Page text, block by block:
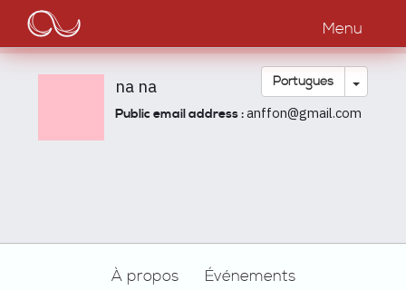
Passar
o
conteúdo
Main
navigation
Menu
Português Toggle
na na
Public email address :anffon@gmail.com
À propos
Événements